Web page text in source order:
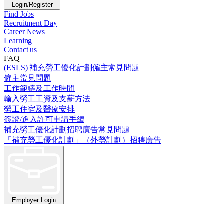
Login/Register
Find Jobs
Recruitment Day
Career News
Learning
Contact us
FAQ
(ESLS) 補充勞工優化計劃僱主常見問題
僱主常見問題
工作範疇及工作時間
輸入勞工工資及支薪方法
勞工住宿及醫療安排
簽證/進入許可申請手續
補充勞工優化計劃招聘廣告常見問題
「補充勞工優化計劃」（外勞計劃）招聘廣告
Employer Login